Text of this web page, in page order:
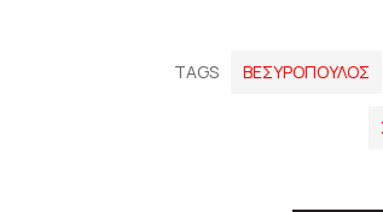
TAGS ΒΕΣΥΡΟΠΟΥΛΟΣ